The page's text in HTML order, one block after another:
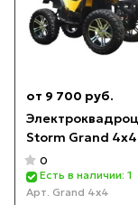
от 9 700 руб.
Storm Grand 4x4
0
Есть в наличии: 1
Арт. Grand 4x4